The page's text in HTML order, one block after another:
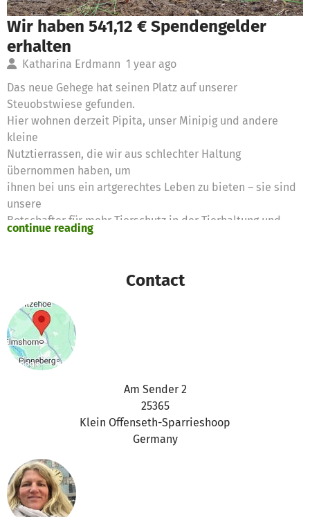
Wir haben 541,12 € Spendengelder
erhalten
Katharina Erdmann 1 year ago
Das neue Gehege hat seinen Platz auf unserer
Steuobstwiese gefunden.
Hier wohnen derzeit Pipita, unser Minipig und andere
kleine
Nutztierrassen, die wir aus schlechter Haltung
übernommen haben, um
ihnen bei uns ein artgerechtes Leben zu bieten – sie sind
unsere
Botschafter für mehr Tierschutz in der Tierhaltung und
Weg nutzen. Dank der über betterplace eingenommenen
Spenden konnten wir
nicht nur einen Teil des Zauns und den Stall errichten,
sondern auch
weitere Obstbäume pflanzen, die unseren tierischen
Botschaftern Schatten
und gesunde Snacks schenken – herzlichen Dank an alle
continue reading
Contact
Am Sender 2
25365
Klein Offenseth-Sparrieshoop
Germany